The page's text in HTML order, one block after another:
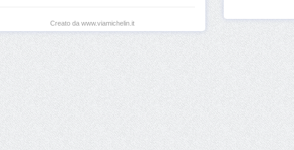
Creato da www.viamichelin.it